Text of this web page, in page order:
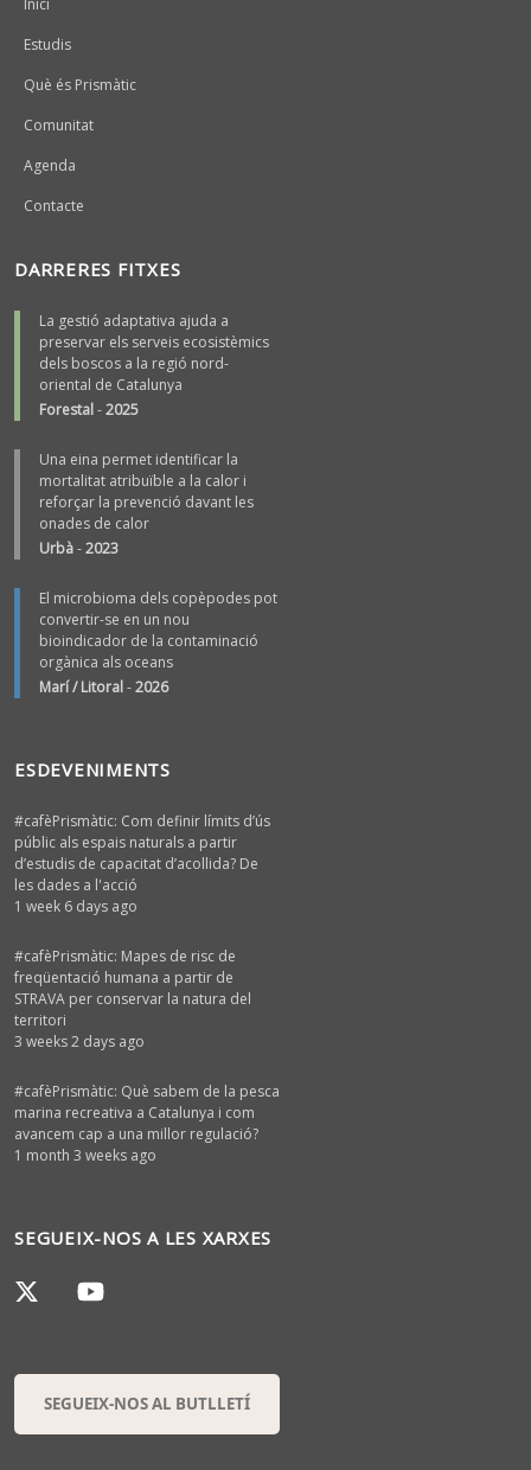
Inici
Estudis
Què és Prismàtic
Comunitat
Agenda
Contacte
DARRERES FITXES
La gestió adaptativa ajuda a
preservar els serveis ecosistèmics
dels boscos a la regió nord-
oriental de Catalunya
Forestal-2025
Una eina permet identificar la
mortalitat atribuïble a la calor i
reforçar la prevenció davant les
onades de calor
Urbà-2023
El microbioma dels copèpodes pot
convertir-se en un nou
bioindicador de la contaminació
orgànica als oceans
Marí / Litoral-2026
ESDEVENIMENTS
#cafèPrismàtic: Com definir límits d’ús
públic als espais naturals a partir
d’estudis de capacitat d’acollida? De
les dades a l'acció
1 week 6 days ago
#cafèPrismàtic: Mapes de risc de
freqüentació humana a partir de
STRAVA per conservar la natura del
territori
3 weeks 2 days ago
#cafèPrismàtic: Què sabem de la pesca
marina recreativa a Catalunya i com
avancem cap a una millor regulació?
1 month 3 weeks ago
SEGUEIX-NOS A LES XARXES
SEGUEIX-NOS AL BUTLLETÍ